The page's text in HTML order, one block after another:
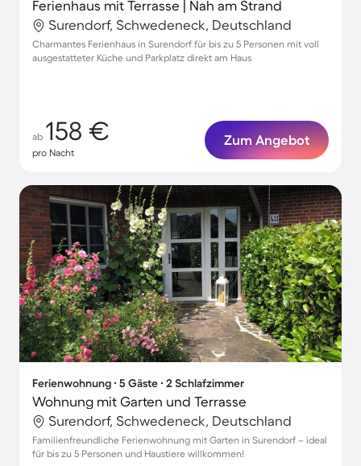
Ferienhaus mit Terrasse | Nah am Strand
Surendorf, Schwedeneck, Deutschland
Charmantes Ferienhaus in Surendorf für bis zu 5 Personen mit voll
ausgestatteter Küche und Parkplatz direkt am Haus
ab 158 €
pro Nacht
Zum Angebot
Ferienwohnung ∙ 5 Gäste ∙ 2 Schlafzimmer
Wohnung mit Garten und Terrasse
Surendorf, Schwedeneck, Deutschland
Familienfreundliche Ferienwohnung mit Garten in Surendorf – ideal
für bis zu 5 Personen und Haustiere willkommen!